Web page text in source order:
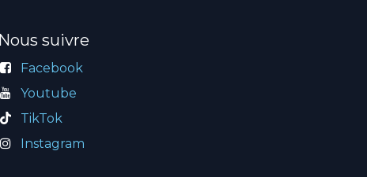
Nous suivre
Facebook
Youtube
TikTok
Instagram